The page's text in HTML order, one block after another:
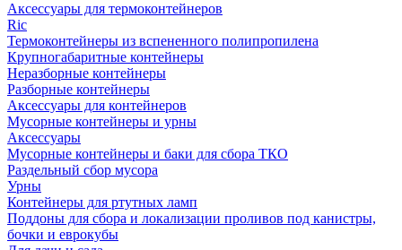
Аксессуары для термоконтейнеров
Ric
Термоконтейнеры из вспененного полипропилена
Крупногабаритные контейнеры
Неразборные контейнеры
Разборные контейнеры
Аксессуары для контейнеров
Мусорные контейнеры и урны
Аксессуары
Мусорные контейнеры и баки для сбора ТКО
Раздельный сбор мусора
Урны
Контейнеры для ртутных ламп
Поддоны для сбора и локализации проливов под канистры,
бочки и еврокубы